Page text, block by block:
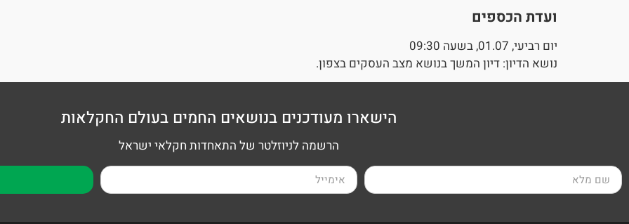
ועדת הכספים
יום רביעי, 01.07, בשעה 09:30
נושא הדיון: דיון המשך בנושא מצב העסקים בצפון.
הישארו מעודכנים בנושאים החמים בעולם החקלאות
הרשמה לניוזלטר של התאחדות חקלאי ישראל